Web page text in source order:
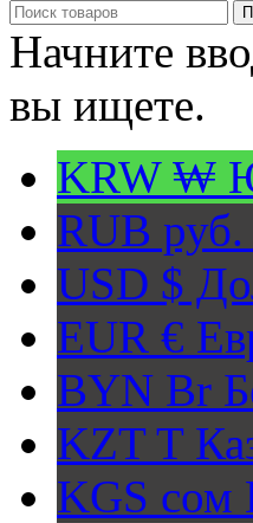
Начните
вы ищете.
KRW ₩
RUB руб.
USD $
EUR €
BYN Br
KZT T
KGS сом